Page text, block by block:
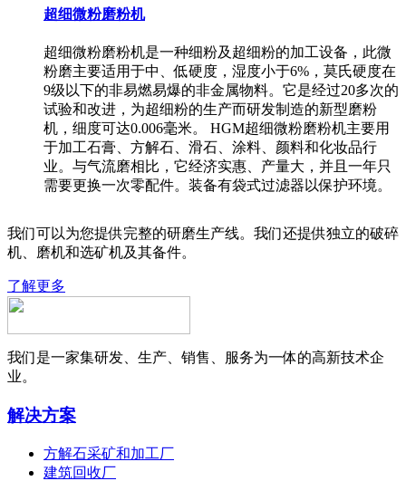
超细微粉磨粉机
超细微粉磨粉机是一种细粉及超细粉的加工设备，此微
粉磨主要适用于中、低硬度，湿度小于6%，莫氏硬度在
9级以下的非易燃易爆的非金属物料。它是经过20多次的
试验和改进，为超细粉的生产而研发制造的新型磨粉
机，细度可达0.006毫米。 HGM超细微粉磨粉机主要用
于加工石膏、方解石、滑石、涂料、颜料和化妆品行
业。与气流磨相比，它经济实惠、产量大，并且一年只
需要更换一次零配件。装备有袋式过滤器以保护环境。
我们可以为您提供完整的研磨生产线。我们还提供独立的破碎
机、磨机和选矿机及其备件。
了解更多
我们是一家集研发、生产、销售、服务为一体的高新技术企
业。
解决方案
方解石采矿和加工厂
建筑回收厂